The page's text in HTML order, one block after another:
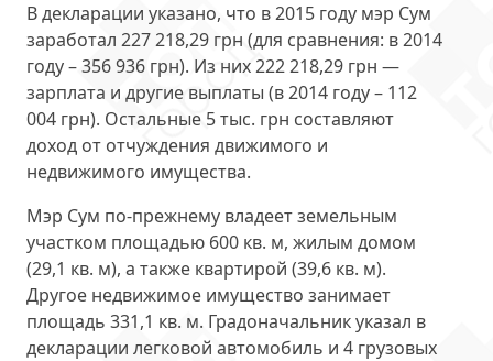
В декларации указано, что в 2015 году мэр Сум
заработал 227 218,29 грн (для сравнения: в 2014
году – 356 936 грн). Из них 222 218,29 грн —
зарплата и другие выплаты (в 2014 году – 112
004 грн). Остальные 5 тыс. грн составляют
доход от отчуждения движимого и
недвижимого имущества.
Мэр Сум по-прежнему владеетземельным
участком площадью 600 кв. м, жилым домом
(29,1 кв. м), а также квартирой (39,6 кв. м).
Другое недвижимое имущество занимает
площадь 331,1 кв. м. Градоначальник указал в
декларации легковой автомобиль и 4 грузовых